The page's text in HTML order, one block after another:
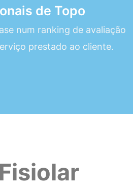
de Topo
num ranking de avaliação
prestado ao cliente.